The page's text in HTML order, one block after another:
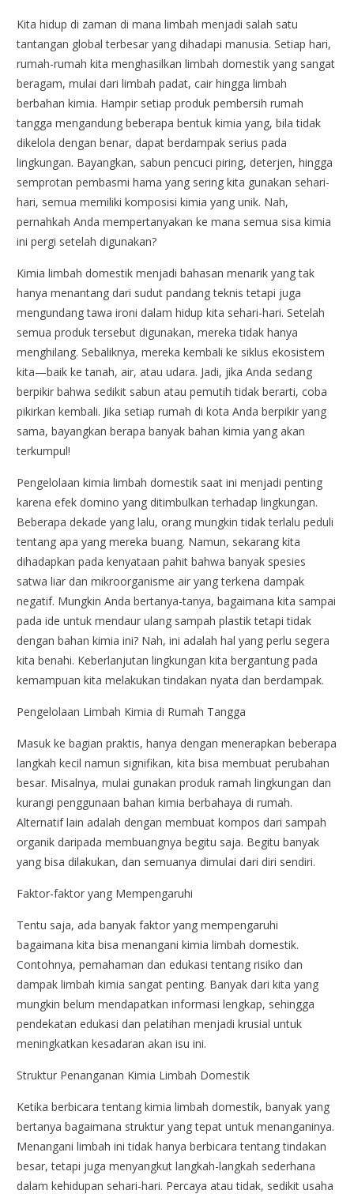
Kita hidup di zaman di mana limbah menjadi salah satu
tantangan global terbesar yang dihadapi manusia. Setiap hari,
rumah-rumah kita menghasilkan limbah domestik yang sangat
beragam, mulai dari limbah padat, cair hingga limbah
berbahan kimia. Hampir setiap produk pembersih rumah
tangga mengandung beberapa bentuk kimia yang, bila tidak
dikelola dengan benar, dapat berdampak serius pada
lingkungan. Bayangkan, sabun pencuci piring, deterjen, hingga
semprotan pembasmi hama yang sering kita gunakan sehari-
hari, semua memiliki komposisi kimia yang unik. Nah,
pernahkah Anda mempertanyakan ke mana semua sisa kimia
ini pergi setelah digunakan?
Kimia limbah domestik menjadi bahasan menarik yang tak
hanya menantang dari sudut pandang teknis tetapi juga
mengundang tawa ironi dalam hidup kita sehari-hari. Setelah
semua produk tersebut digunakan, mereka tidak hanya
menghilang. Sebaliknya, mereka kembali ke siklus ekosistem
kita—baik ke tanah, air, atau udara. Jadi, jika Anda sedang
berpikir bahwa sedikit sabun atau pemutih tidak berarti, coba
pikirkan kembali. Jika setiap rumah di kota Anda berpikir yang
sama, bayangkan berapa banyak bahan kimia yang akan
terkumpul!
Pengelolaan kimia limbah domestik saat ini menjadi penting
karena efek domino yang ditimbulkan terhadap lingkungan.
Beberapa dekade yang lalu, orang mungkin tidak terlalu peduli
tentang apa yang mereka buang. Namun, sekarang kita
dihadapkan pada kenyataan pahit bahwa banyak spesies
satwa liar dan mikroorganisme air yang terkena dampak
negatif. Mungkin Anda bertanya-tanya, bagaimana kita sampai
pada ide untuk mendaur ulang sampah plastik tetapi tidak
dengan bahan kimia ini? Nah, ini adalah hal yang perlu segera
kita benahi. Keberlanjutan lingkungan kita bergantung pada
kemampuan kita melakukan tindakan nyata dan berdampak.
Pengelolaan Limbah Kimia di Rumah Tangga
Masuk ke bagian praktis, hanya dengan menerapkan beberapa
langkah kecil namun signifikan, kita bisa membuat perubahan
besar. Misalnya, mulai gunakan produk ramah lingkungan dan
kurangi penggunaan bahan kimia berbahaya di rumah.
Alternatif lain adalah dengan membuat kompos dari sampah
organik daripada membuangnya begitu saja. Begitu banyak
yang bisa dilakukan, dan semuanya dimulai dari diri sendiri.
Faktor-faktor yang Mempengaruhi
Tentu saja, ada banyak faktor yang mempengaruhi
bagaimana kita bisa menangani kimia limbah domestik.
Contohnya, pemahaman dan edukasi tentang risiko dan
dampak limbah kimia sangat penting. Banyak dari kita yang
mungkin belum mendapatkan informasi lengkap, sehingga
pendekatan edukasi dan pelatihan menjadi krusial untuk
meningkatkan kesadaran akan isu ini.
Struktur Penanganan Kimia Limbah Domestik
Ketika berbicara tentang kimia limbah domestik, banyak yang
bertanya bagaimana struktur yang tepat untuk menanganinya.
Menangani limbah ini tidak hanya berbicara tentang tindakan
besar, tetapi juga menyangkut langkah-langkah sederhana
dalam kehidupan sehari-hari. Percaya atau tidak, sedikit usaha